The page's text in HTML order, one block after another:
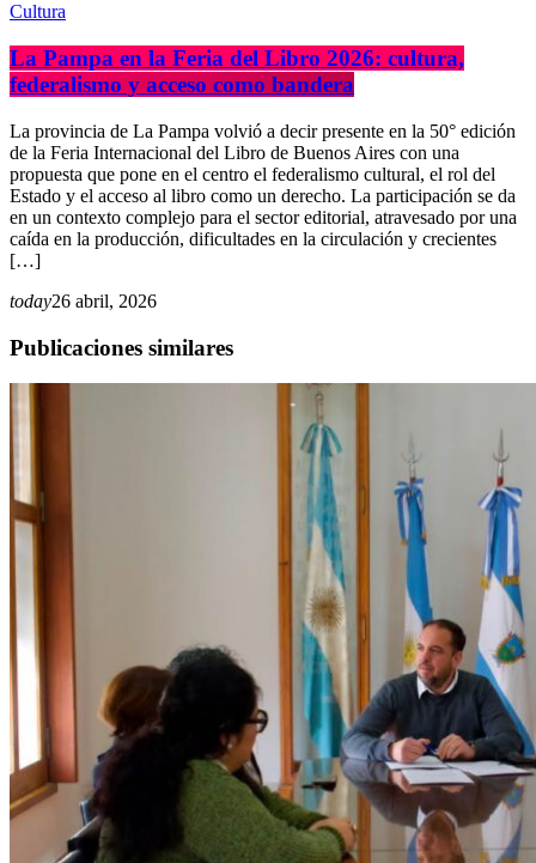
Cultura
La Pampa en la Feria del Libro 2026: cultura,
federalismo y acceso como bandera
La provincia de La Pampa volvió a decir presente en la 50° edición
de la Feria Internacional del Libro de Buenos Aires con una
propuesta que pone en el centro el federalismo cultural, el rol del
Estado y el acceso al libro como un derecho. La participación se da
en un contexto complejo para el sector editorial, atravesado por una
caída en la producción, dificultades en la circulación y crecientes
[…]
today26 abril, 2026
Publicaciones similares